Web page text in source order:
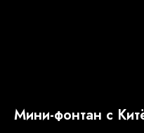
Мини-фонтан с